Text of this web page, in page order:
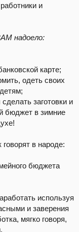
и
надоело:
карте;
одеть своих
заготовки и
бюджет в зимние
в народе:
бюджета
используя
и заверения
мягко говоря,